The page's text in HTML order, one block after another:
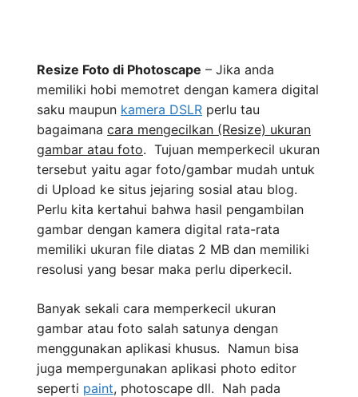
Resize Foto di Photoscape – Jika anda
memiliki hobi memotret dengan kamera digital
saku maupun kamera DSLR perlu tau
bagaimana cara mengecilkan (Resize) ukuran
gambar atau foto. Tujuan memperkecil ukuran
tersebut yaitu agar foto/gambar mudah untuk
di Upload ke situs jejaring sosial atau blog.
Perlu kita kertahui bahwa hasil pengambilan
gambar dengan kamera digital rata-rata
memiliki ukuran file diatas 2 MB dan memiliki
resolusi yang besar maka perlu diperkecil.
Banyak sekali cara memperkecil ukuran
gambar atau foto salah satunya dengan
menggunakan aplikasi khusus. Namun bisa
juga mempergunakan aplikasi photo editor
seperti paint, photoscape dll. Nah pada